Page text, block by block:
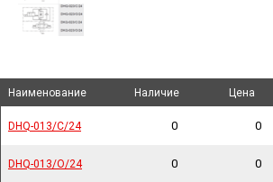
Наименование Наличие Цена
DHQ-013/C/24 0 0
DHQ-013/O/24 0 0
Наименование
DHQ-013/C/24
DHQ-013/O/24
Наименование
Наименование Наличие Цена